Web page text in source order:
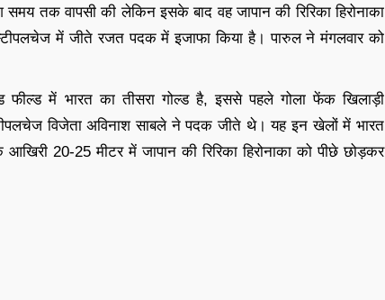
तक वापसी की लेकिन इसके बाद वह जापान की रिरिका हिरोनाका
में जीते रजत पदक में इजाफा किया है। पारुल ने मंगलवार को
में भारत का तीसरा गोल्ड है, इससे पहले गोला फेंक खिलाड़ी
विजेता अविनाश साबले ने पदक जीते थे। यह इन खेलों में भारत
20-25 मीटर में जापान की रिरिका हिरोनाका को पीछे छोड़कर